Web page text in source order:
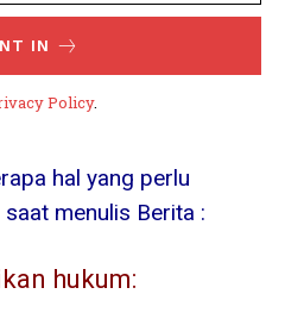
IN
Policy.
hal yang perlu
menulis Berita :
hukum: